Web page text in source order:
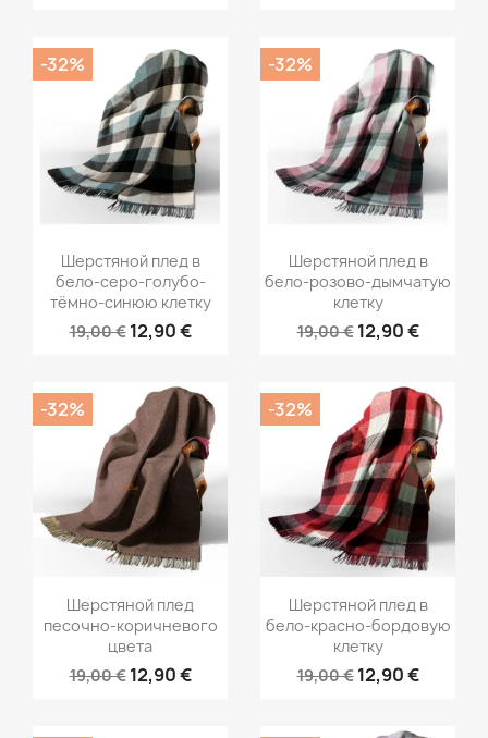
Шерстяной плед в
бело-серо-голубо-
тёмно-синюю клетку
19,00 € 12,90 €
-32%
Шерстяной плед в
бело-розово-дымчатую
клетку
19,00 € 12,90 €
-32%
Шерстяной плед
песочно-коричневого
цвета
19,00 € 12,90 €
-32%
Шерстяной плед в
бело-красно-бордовую
клетку
19,00 € 12,90 €
-32%